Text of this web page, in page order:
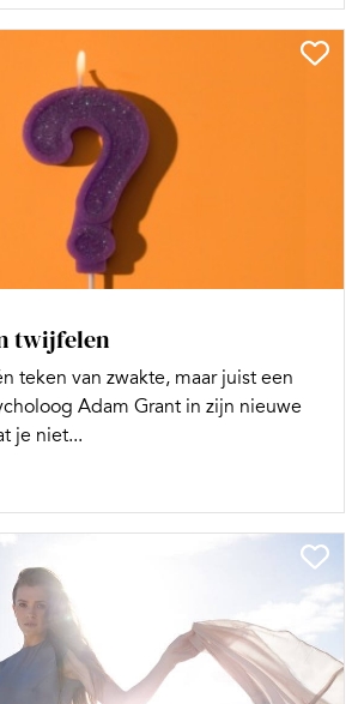
twijfelen
teken van zwakte, maar juist een
Adam Grant in zijn nieuwe
je niet...